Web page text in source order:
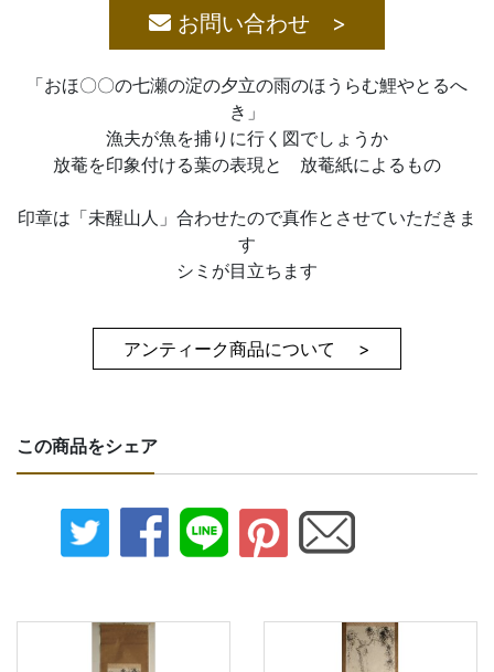
お問い合わせ >
「おほ〇〇の七瀬の淀の夕立の雨のほうらむ鯉やとるへ
き」
漁夫が魚を捕りに行く図でしょうか
放菴を印象付ける葉の表現と 放菴紙によるもの
印章は「未醒山人」合わせたので真作とさせていただきま
す
シミが目立ちます
アンティーク商品について >
この商品をシェア